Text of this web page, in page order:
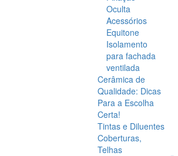
Oculta
Acessórios
Equitone
Isolamento
para fachada
ventilada
Cerâmica de
Qualidade: Dicas
Para a Escolha
Certa!
Tintas e Diluentes
Coberturas,
Telhas